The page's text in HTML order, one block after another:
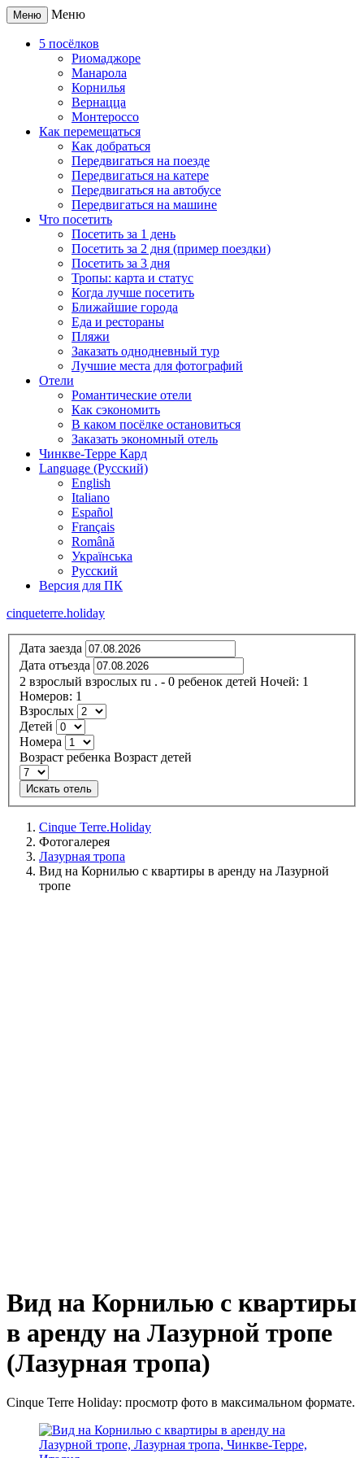
Меню Меню
5 посёлков
Риомаджоре
Манарола
Корнилья
Вернацца
Монтероссо
Как перемещаться
Как добраться
Передвигаться на поезде
Передвигаться на катере
Передвигаться на автобусе
Передвигаться на машине
Что посетить
Посетить за 1 день
Посетить за 2 дня (пример поездки)
Посетить за 3 дня
Тропы: карта и статус
Когда лучше посетить
Ближайшие города
Еда и рестораны
Пляжи
Заказать однодневный тур
Лучшие места для фотографий
Отели
Романтические отели
Как сэкономить
В каком посёлке остановиться
Заказать экономный отель
Чинкве-Терре Кард
Language (Русский)
English
Italiano
Español
Français
Română
Українська
Русский
Версия для ПК
cinqueterre.holiday
Дата заезда
Дата отъезда
2 взрослый взрослых ru . - 0 ребенок детей Ночей: 1
Номеров: 1
Взрослых
Детей
Номера
Возраст ребенка Возраст детей
Искать отель
Cinque Terre.Holiday
Фотогалерея
Лазурная тропа
Вид на Корнилью с квартиры в аренду на Лазурной
тропе
Вид на Корнилью с квартиры
в аренду на Лазурной тропе
(Лазурная тропа)
Cinque Terre Holiday: просмотр фото в максимальном формате.